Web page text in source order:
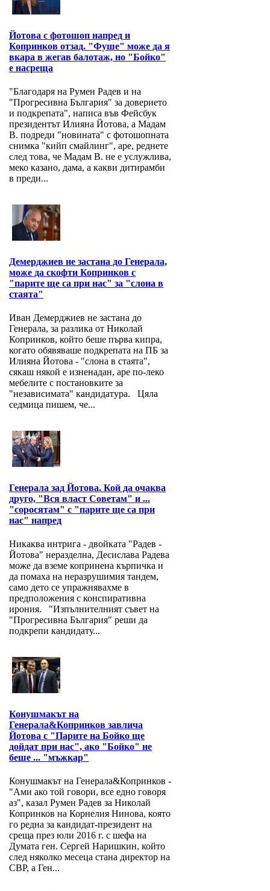
Йотова с фотошоп напред и
Копринков отзад. "Фуше" може да я
вкара в жегав балотаж, но "Бойко"
е насреща
"Благодаря на Румен Радев и на
"Прогресивна България" за доверието
и подкрепата", написа във Фейсбук
президентът Илияна Йотова, а Мадам
В. подреди "новината" с фотошопната
снимка "кийп смайлинг", аре, реднете
след това, че Мадам В. не е услужлива,
меко казано, дама, а какви дитирамби
в преди...
Демерджиев не застана до Генерала,
може да скофти Копринков с
"парите ще са при нас" за "слона в
стаята"
Иван Демерджиев не застана до
Генерала, за разлика от Николай
Копринков, който беше първа кипра,
когато обявяваше подкрепата на ПБ за
Илияна Йотова - "слона в стаята",
сякаш някой е изненадан, аре по-леко
мебелите с постановките за
"независимата" кандидатура. Цяла
седмица пишем, че...
Генерала зад Йотова. Кой да очаква
друго, "Вся власт Советам" и ...
"соросятам" с "парите ще са при
нас" напред
Никаква интрига - двойката "Радев -
Йотова" неразделна, Десислава Радева
може да вземе копринена кърпичка и
да помаха на неразрушимия тандем,
само дето се упражнявахме в
предположения с конспиративна
ирония. "Изпълнителният съвет на
"Прогресивна България" реши да
подкрепи кандидату...
Конушмакът на
Генерала&Копринков завлича
Йотова с "Парите на Бойко ще
дойдат при нас", ако "Бойко" не
беше ... "мъжкар"
Конушмакът на Генерала&Копринков -
"Ами ако той говори, все едно говоря
аз", казал Румен Радев за Николай
Копринков на Корнелия Нинова, която
го редна за кандидат-президент на
среща през юли 2016 г. с шефа на
Думата ген. Сергей Наришкин, който
след няколко месеца стана директор на
СВР, а Ген...